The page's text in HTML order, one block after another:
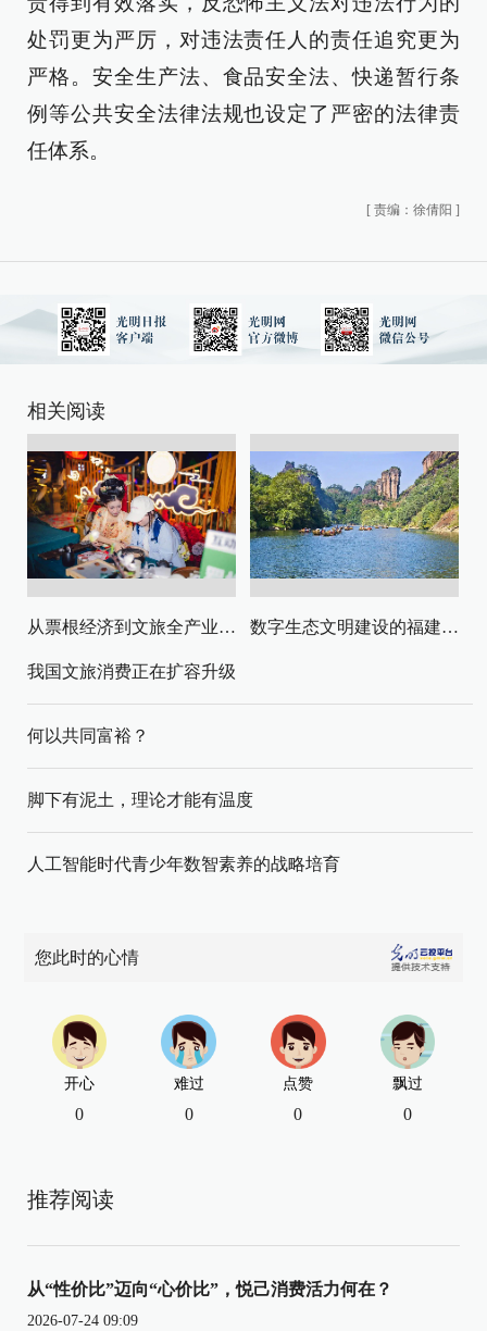
处罚更为严厉，对违法责任人的责任追究更为
严格。安全生产法、食品安全法、快递暂行条
例等公共安全法律法规也设定了严密的法律责
任体系。
[ 责编：徐倩阳 ]
相关阅读
从票根经济到文旅全产业链升级 数字生态文明建设的福建路径与启示
我国文旅消费正在扩容升级
何以共同富裕？
脚下有泥土，理论才能有温度
人工智能时代青少年数智素养的战略培育
您此时的心情
开心
0
难过
0
点赞
0
飘过
0
推荐阅读
从“性价比”迈向“心价比”，悦己消费活力何在？
2026-07-24 09:09